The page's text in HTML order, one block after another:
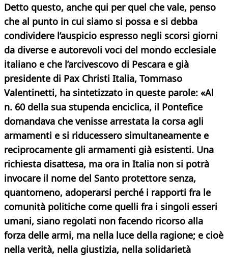
Detto questo, anche qui per quel che vale, penso
che al punto in cui siamo si possa e si debba
condividere l’auspicio espresso negli scorsi giorni
da diverse e autorevoli voci del mondo ecclesiale
italiano e che l’arcivescovo di Pescara e già
presidente di Pax Christi Italia, Tommaso
Valentinetti, ha sintetizzato in queste parole: «Al
n. 60 della sua stupenda enciclica, il Pontefice
domandava che venisse arrestata la corsa agli
armamenti e si riducessero simultaneamente e
reciprocamente gli armamenti già esistenti. Una
richiesta disattesa, ma ora in Italia non si potrà
invocare il nome del Santo protettore senza,
quantomeno, adoperarsi perché i rapporti fra le
comunità politiche come quelli fra i singoli esseri
umani, siano regolati non facendo ricorso alla
forza delle armi, ma nella luce della ragione; e cioè
nella verità, nella giustizia, nella solidarietà